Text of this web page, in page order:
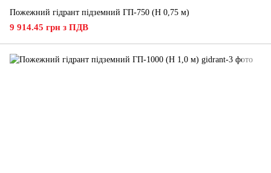
Пожежний гідрант підземний ГП-750 (H 0,75 м)
9 914.45 грн з ПДВ